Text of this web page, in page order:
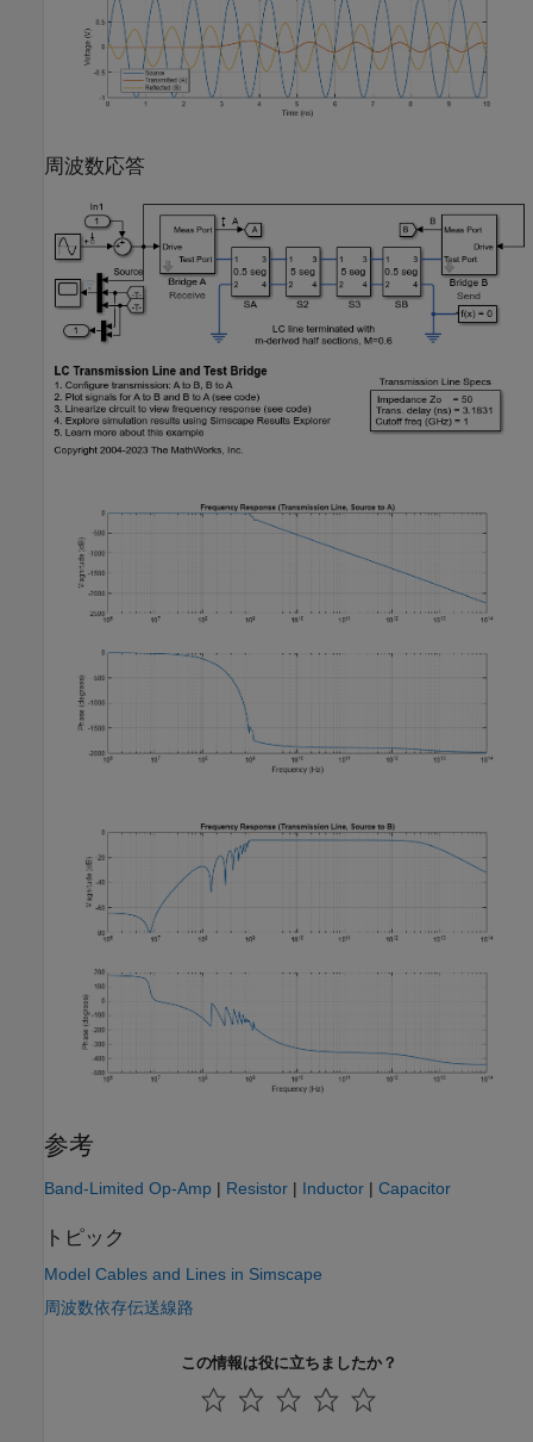
周波数応答
参考
Band-Limited Op-Amp | Resistor | Inductor | Capacitor
トピック
Model Cables and Lines in Simscape
周波数依存伝送線路
この情報は役に立ちましたか？